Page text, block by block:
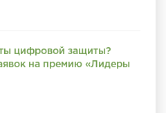
цифровой защиты?
на премию «Лидеры